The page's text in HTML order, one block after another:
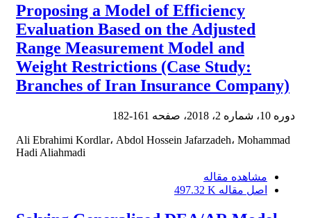
Proposing a Model of Efficiency
Evaluation Based on the Adjusted
Range Measurement Model and
Weight Restrictions (Case Study:
Branches of Iran Insurance Company)
دوره 10، شماره 2، 2018، صفحه 161-182
Ali Ebrahimi Kordlar، Abdol Hossein Jafarzadeh، Mohammad
Hadi Aliahmadi
مشاهده مقاله
اصل مقاله 497.32 K